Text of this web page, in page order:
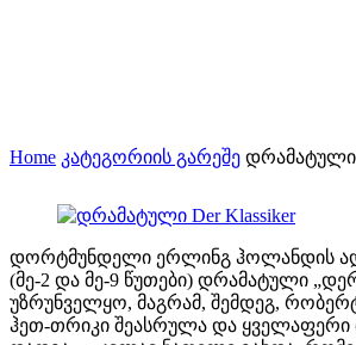
Home კატეგორიის გარეშე დრამატული
დორტმუნდელი ერლინგ ჰოლანდის
(მე-2 და მე-9 წუთები) დრამატული
უზრუნველყო, მაგრამ, შემდეგ,
ჰეთ-თრიკი შეასრულა და ყველაფერი